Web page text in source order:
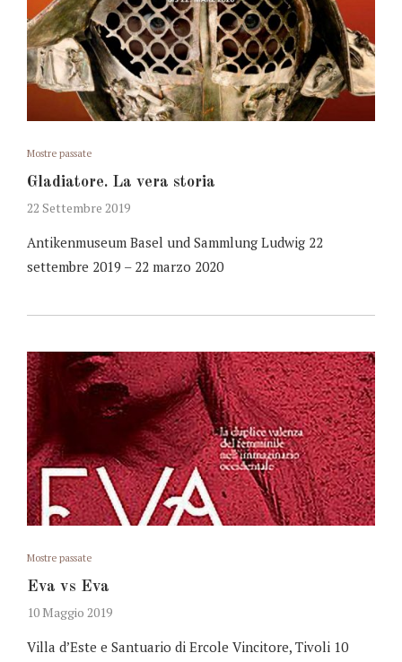
Mostre passate
Gladiatore. La vera storia
22 Settembre 2019
Antikenmuseum Basel und Sammlung Ludwig 22
settembre 2019 – 22 marzo 2020
Mostre passate
Eva vs Eva
10 Maggio 2019
Villa d’Este e Santuario di Ercole Vincitore, Tivoli 10